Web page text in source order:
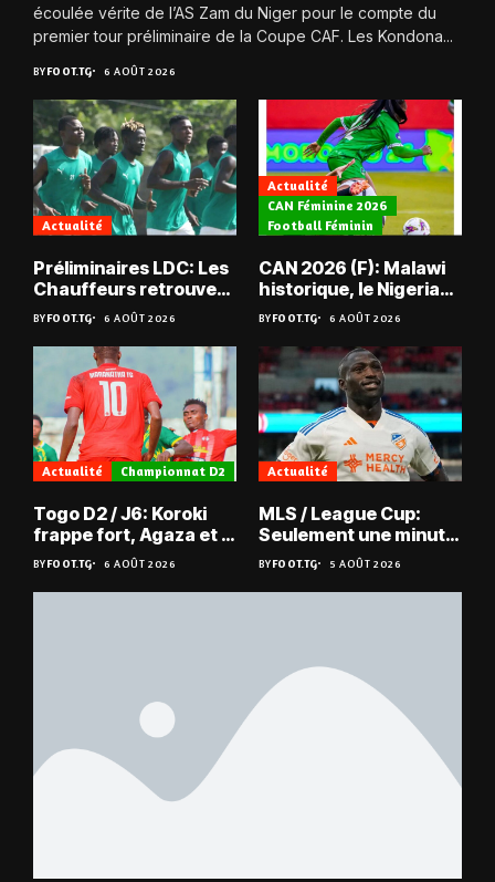
écoulée vérite de l’AS Zam du Niger pour le compte du
premier tour préliminaire de la Coupe CAF. Les Kondona...
BYFOOT.TG 6 AOÛT 2026
Actualité
Préliminaires LDC: Les
Chauffeurs retrouvent
les Mimos
BYFOOT.TG 6 AOÛT 2026
Actualité
CAN Féminine 2026
Football Féminin
CAN 2026 (F): Malawi
historique, le Nigeria
sauvé, la Zambie
éliminée
BYFOOT.TG 6 AOÛT 2026
Actualité Championnat D2
Togo D2 / J6: Koroki
frappe fort, Agaza et la
JCA assurent,
suspense avant Sara
FC – Doumbé FC
BYFOOT.TG 6 AOÛT 2026
Actualité
MLS / League Cup:
Seulement une minute
de jeu pour Kévin
Denkey
BYFOOT.TG 5 AOÛT 2026